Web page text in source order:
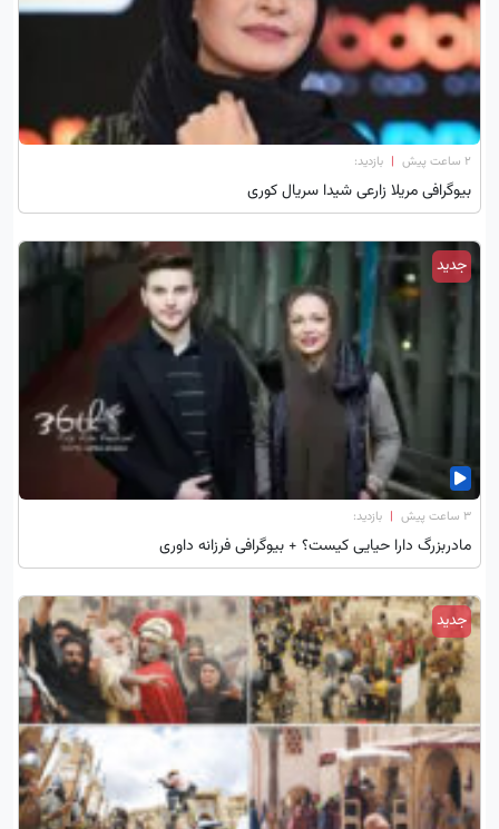
۲ ساعت پیش | بازدید:
بیوگرافی مریلا زارعی شیدا سریال کوری
جدید
۳ ساعت پیش | بازدید:
مادربزرگ دارا حیایی کیست؟ + بیوگرافی فرزانه داوری
جدید